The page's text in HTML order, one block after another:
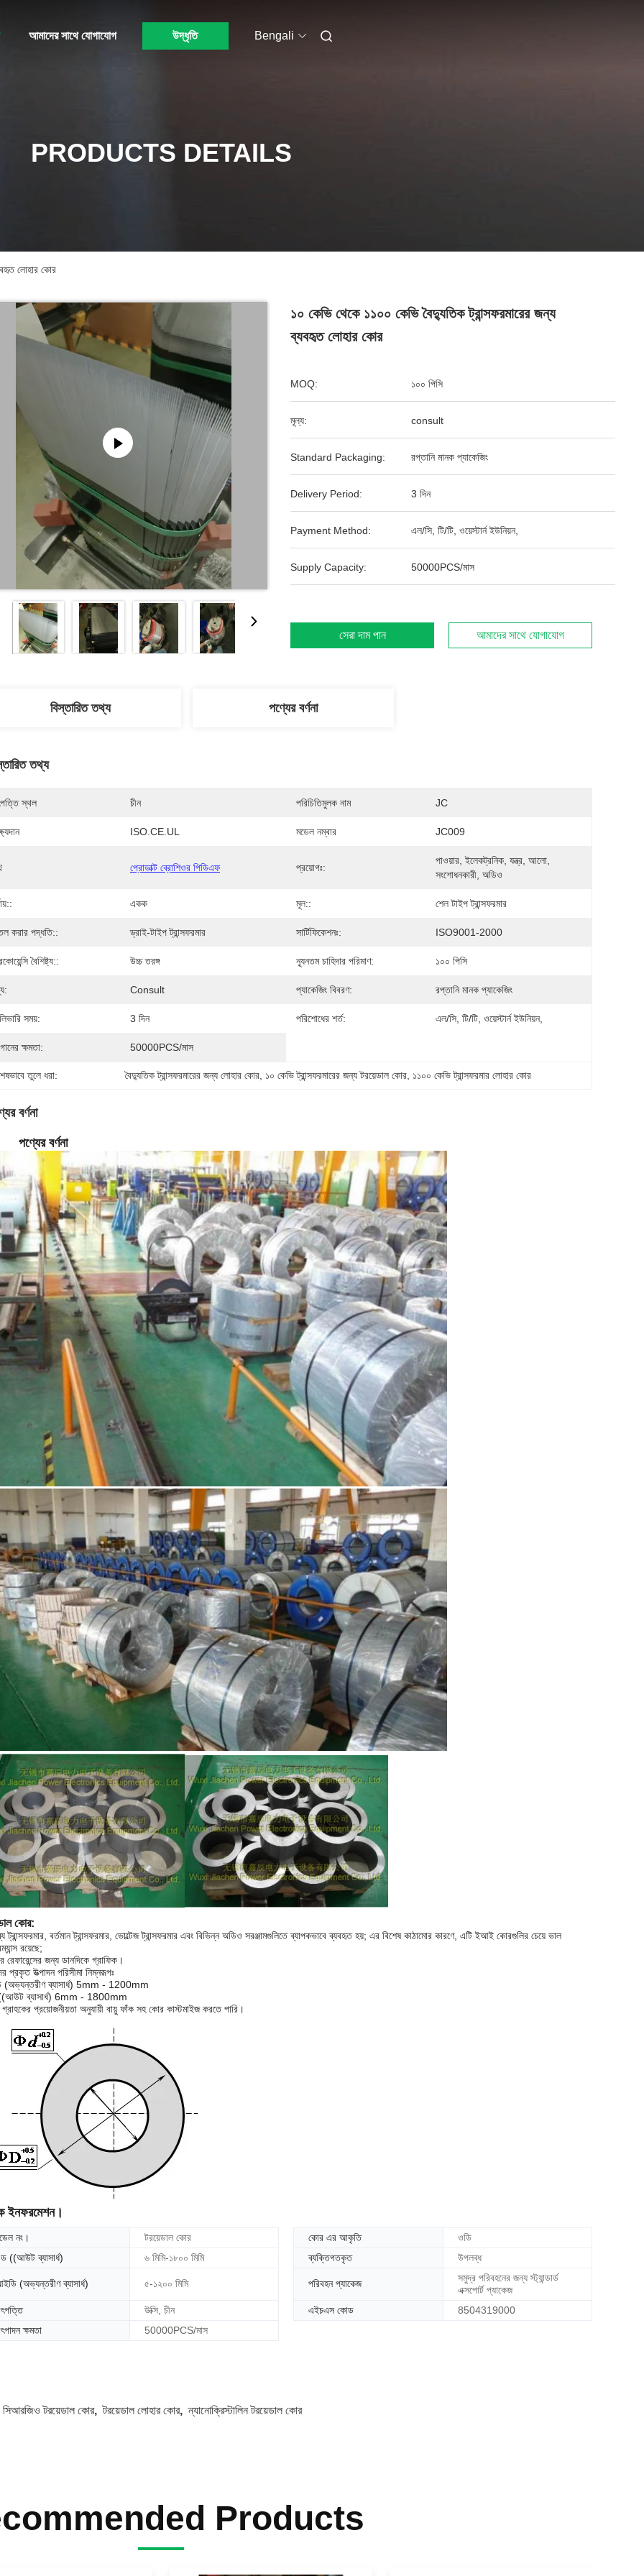
আমাদের সাথে যোগাযোগ উদ্ধৃতি Bengali
PRODUCTS DETAILS
লোহার কোর
১০ কেভি থেকে ১১০০ কেভি বৈদ্যুতিক ট্রান্সফরমারের জন্য
ব্যবহৃত লোহার কোর
MOQ: ১০০ পিসি
মূল্য: consult
Standard Packaging: রপ্তানি মানক প্যাকেজিং
Delivery Period: 3 দিন
Payment Method: এল/সি, টি/টি, ওয়েস্টার্ন ইউনিয়ন,
Supply Capacity: 50000PCS/মাস
সেরা দাম পান আমাদের সাথে যোগাযোগ
বিস্তারিত তথ্য পণ্যের বর্ণনা
তথ্য
স্থল চীন পরিচিতিমুলক নাম JC
ISO.CE.UL মডেল নম্বার JC009
প্রোডাক্ট ব্রোশিওর পিডিএফ প্রয়োগঃ:
পাওয়ার, ইলেকট্রনিক, যন্ত্র, আলো,
সংশোধনকারী, অডিও
একক মূল:: শেল টাইপ ট্রান্সফরমার
করার পদ্ধতি:: ড্রাই-টাইপ ট্রান্সফরমার সার্টিফিকেশনঃ: ISO9001-2000
বৈশিষ্ট্য:: উচ্চ তরঙ্গ ন্যূনতম চাহিদার পরিমাণ: ১০০ পিসি
Consult প্যাকেজিং বিবরণ: রপ্তানি মানক প্যাকেজিং
সময়: 3 দিন পরিশোধের শর্ত: এল/সি, টি/টি, ওয়েস্টার্ন ইউনিয়ন,
ক্ষমতা: 50000PCS/মাস
তুলে ধরা: বৈদ্যুতিক ট্রান্সফরমারের জন্য লোহার কোর ১০ কেভি ট্রান্সফরমারের জন্য টরয়েডাল কোর ১১০০ কেভি ট্রান্সফরমার লোহার কোর
বর্ণনা
পণ্যের বর্ণনা
কোর:
ট্রান্সফরমার, বর্তমান ট্রান্সফরমার, ভোল্টেজ ট্রান্সফরমার এবং বিভিন্ন অডিও সরঞ্জামগুলিতে ব্যাপকভাবে ব্যবহৃত হয়; এর বিশেষ কাঠামোর কারণে, এটি ইআই কোরগুলির চেয়ে ভাল
রয়েছে;
রেফারেন্সের জন্য ডানদিকে গ্রাফিক।
প্রকৃত উত্পাদন পরিসীমা নিম্নরূপঃ
ব্যাসার্ধ) 5mm - 1200mm
ব্যাসার্ধ) 6mm - 1800mm
প্রয়োজনীয়তা অনুযায়ী বায়ু ফাঁক সহ কোর কাস্টমাইজ করতে পারি।
ইনফরমেশন।
নং। টরয়েডাল কোর কোর এর আকৃতি
ওডি
((আউট ব্যাসার্ধ)
৬ মিমি-১৮০০ মিমি ব্যক্তিগতকৃত উপলব্ধ
(অভ্যন্তরীণ ব্যাসার্ধ) ৫-১২০০ মিমি পরিবহন প্যাকেজ
সমুদ্র পরিবহনের জন্য স্ট্যান্ডার্ড
এক্সপোর্ট প্যাকেজ
উক্সি, চীন এইচএস কোড
8504319000
ক্ষমতা
50000PCS/মাস
সিআরজিও টরয়েডাল কোর,টরয়েডাল লোহার কোর,ন্যানোক্রিস্টালিন টরয়েডাল কোর
Products